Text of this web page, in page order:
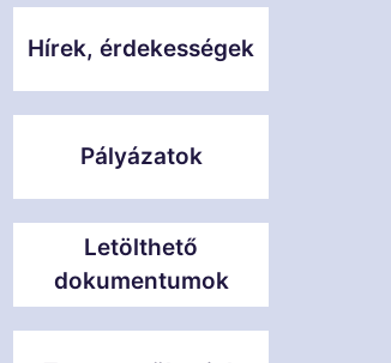
Hírek, érdekességek
Pályázatok
Letölthető
dokumentumok